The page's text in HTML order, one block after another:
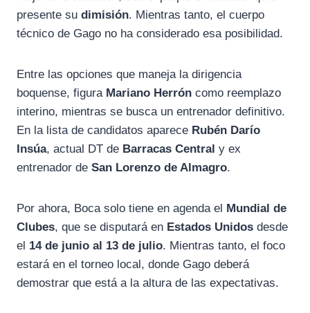
presente su dimisión. Mientras tanto, el cuerpo
técnico de Gago no ha considerado esa posibilidad.
Entre las opciones que maneja la dirigencia
boquense, figura Mariano Herrón como reemplazo
interino, mientras se busca un entrenador definitivo.
En la lista de candidatos aparece Rubén Darío
Insúa, actual DT de Barracas Central y ex
entrenador de San Lorenzo de Almagro.
Por ahora, Boca solo tiene en agenda el Mundial de
Clubes, que se disputará en Estados Unidos desde
el 14 de junio al 13 de julio. Mientras tanto, el foco
estará en el torneo local, donde Gago deberá
demostrar que está a la altura de las expectativas.